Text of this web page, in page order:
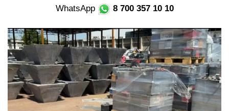
в
и
г
а
ц
и
WhatsApp
8 700 357 10 10